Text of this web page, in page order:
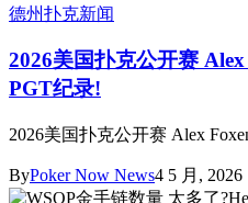
德州扑克新闻
2026美国扑克公开赛
PGT纪录!
2026美国扑克公开赛 Alex
ByPoker Now News4 5 月, 2026